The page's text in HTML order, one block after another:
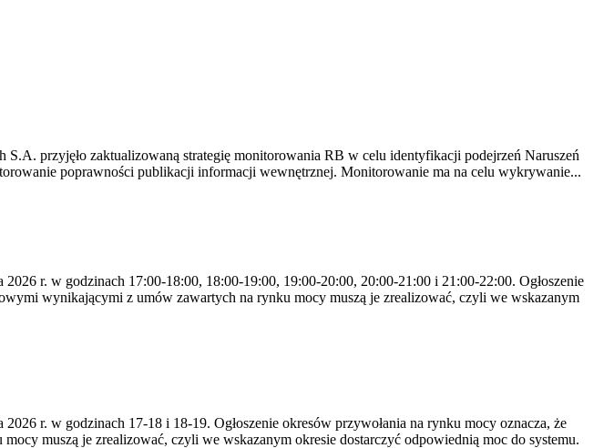
przyjęło zaktualizowaną strategię monitorowania RB w celu identyfikacji podejrzeń Naruszeń
poprawności publikacji informacji wewnętrznej. Monitorowanie ma na celu wykrywanie...
r. w godzinach 17:00-18:00, 18:00-19:00, 19:00-20:00, 20:00-21:00 i 21:00-22:00. Ogłoszenie
wynikającymi z umów zawartych na rynku mocy muszą je zrealizować, czyli we wskazanym
r. w godzinach 17-18 i 18-19. Ogłoszenie okresów przywołania na rynku mocy oznacza, że
muszą je zrealizować, czyli we wskazanym okresie dostarczyć odpowiednią moc do systemu.